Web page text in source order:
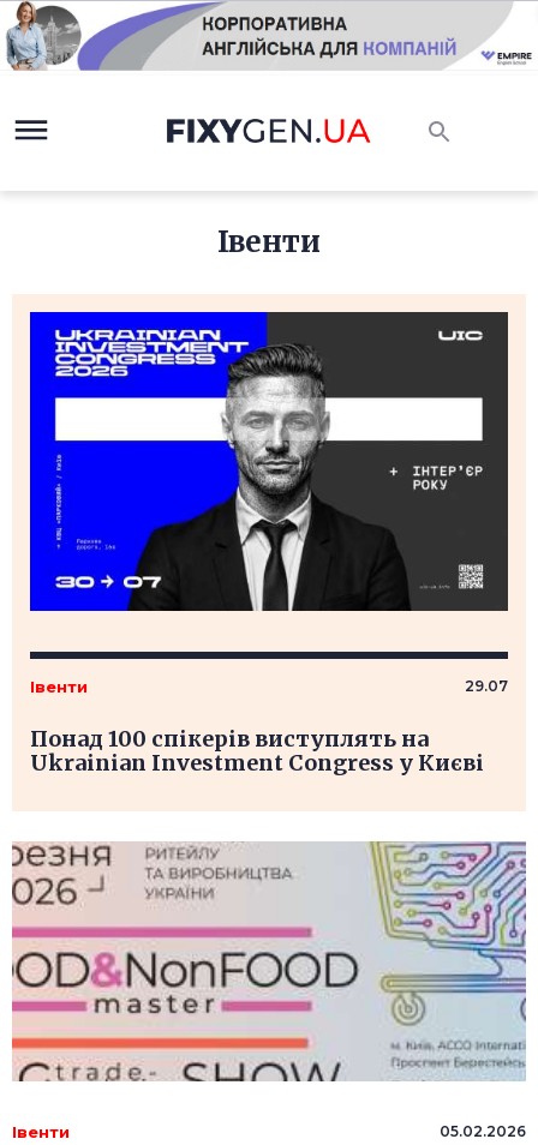
Івенти
Івенти 29.07
Понад 100 спікерів виступлять на
Ukrainian Investment Congress у Києві
Івенти 05.02.2026